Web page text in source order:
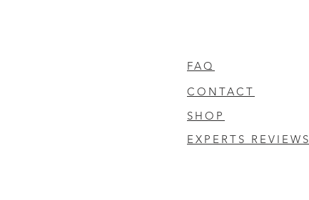
FAQ
CONTACT
SHOP
EXPERTS REVIEWS